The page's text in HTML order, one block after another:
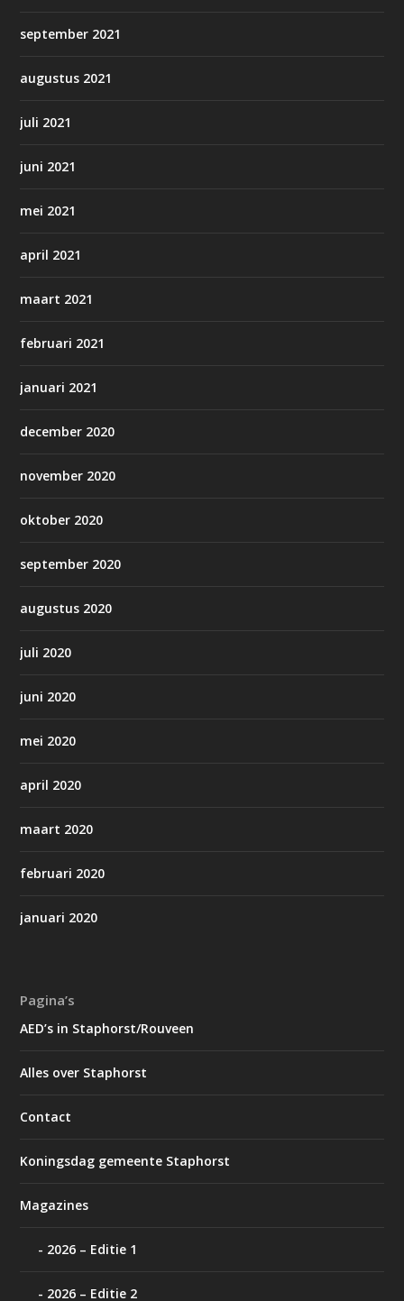
september 2021
augustus 2021
juli 2021
juni 2021
mei 2021
april 2021
maart 2021
februari 2021
januari 2021
december 2020
november 2020
oktober 2020
september 2020
augustus 2020
juli 2020
juni 2020
mei 2020
april 2020
maart 2020
februari 2020
januari 2020
Pagina’s
AED’s in Staphorst/Rouveen
Alles over Staphorst
Contact
Koningsdag gemeente Staphorst
Magazines
2026 – Editie 1
2026 – Editie 2